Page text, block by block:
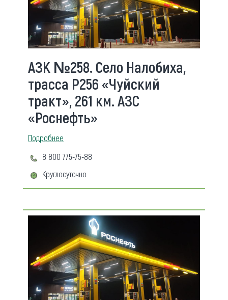
АЗК №258. Село Налобиха,
трасса Р256 «Чуйский
тракт», 261 км. АЗС
«Роснефть»
Подробнее
8 800 775-75-88
Круглосуточно